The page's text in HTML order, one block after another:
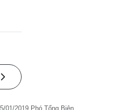
01/2019 Phó Tổng Biên